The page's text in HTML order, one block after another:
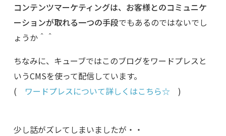
コンテンツマーケティングは、お客様とのコミュニケ
ーションが取れる一つの手段でもあるのではないでし
ょうか＾＾
ちなみに、キューブではこのブログをワードプレスと
いうCMSを使って配信しています。
( ワードプレスについて詳しくはこちら☆)
少し話がズレてしまいましたが・・